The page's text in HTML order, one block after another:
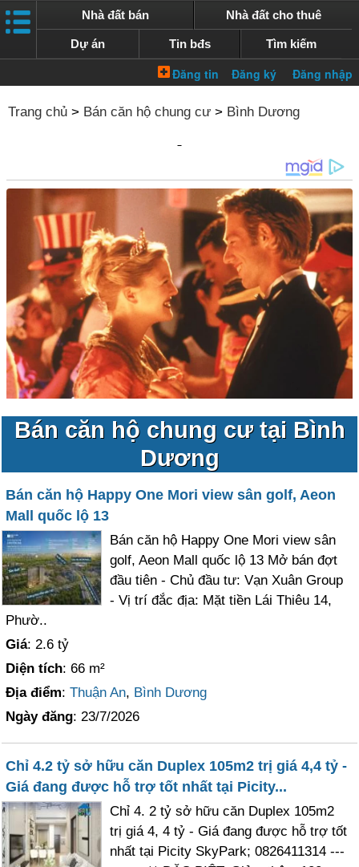
Nhà đất bán Nhà đất cho thuê
Dự án Tin bđs Tìm kiếm
Trang chủ > Bán căn hộ chung cư > Bình Dương
Bán căn hộ chung cư tại Bình
Dương
Bán căn hộ Happy One Mori view sân golf, Aeon
Mall quốc lộ 13
Bán căn hộ Happy One Mori view sân
golf, Aeon Mall quốc lộ 13 Mở bán đợt
đầu tiên - Chủ đầu tư: Vạn Xuân Group
- Vị trí đắc địa: Mặt tiền Lái Thiêu 14,
Phườ..
Giá: 2.6 tỷ
Diện tích: 66 m²
Địa điểm:Thuận An, Bình Dương
Ngày đăng: 23/7/2026
Chỉ 4.2 tỷ sở hữu căn Duplex 105m2 trị giá 4,4 tỷ -
Giá đang được hỗ trợ tốt nhất tại Picity...
Chỉ 4. 2 tỷ sở hữu căn Duplex 105m2
trị giá 4, 4 tỷ - Giá đang được hỗ trợ tốt
nhất tại Picity SkyPark; 0826411314 ---